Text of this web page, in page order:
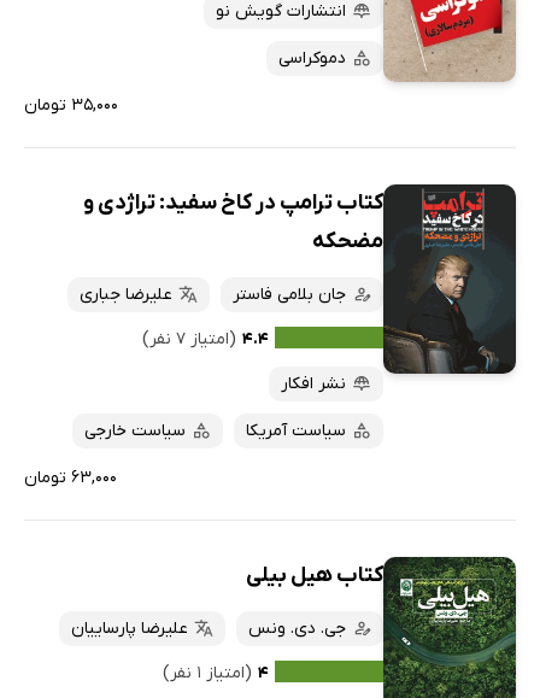
انتشارات گویش نو
دموکراسی
۳۵,۰۰۰ تومان
کتاب ترامپ در کاخ سفید: تراژدی و
مضحکه
جان بلامی فاستر
علیرضا جباری
۴.۴ (امتیاز ۷ نفر)
نشر افکار
سیاست آمریکا سیاست خارجی
۶۳,۰۰۰ تومان
کتاب هیل بیلی
جی. دی. ونس
علیرضا پارساییان
۴ (امتیاز ۱ نفر)